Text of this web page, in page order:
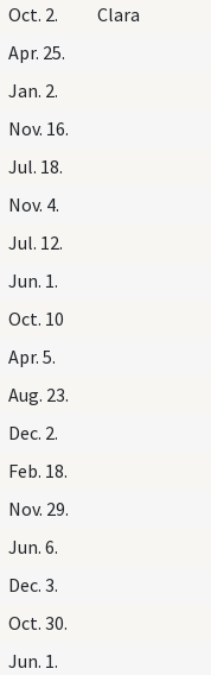
Oct. 2. Clara
Apr. 25.
Jan. 2.
Nov. 16.
Jul. 18.
Nov. 4.
Jul. 12.
Jun. 1.
Oct. 10
Apr. 5.
Aug. 23.
Dec. 2.
Feb. 18.
Nov. 29.
Jun. 6.
Dec. 3.
Oct. 30.
Jun. 1.